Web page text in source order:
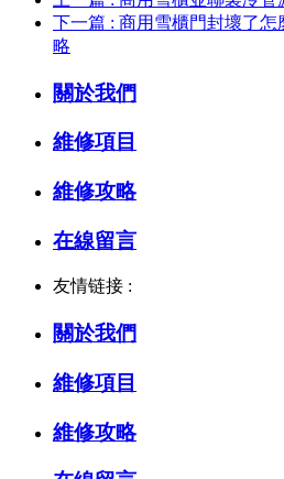
下一篇 : 商用雪櫃門封壞了
略
關於我們
維修項目
維修攻略
在線留言
友情链接 :
關於我們
維修項目
維修攻略